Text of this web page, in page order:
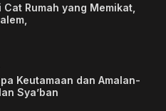
Cat Rumah yang Memikat,
Keutamaan dan Amalan-
Sya’ban